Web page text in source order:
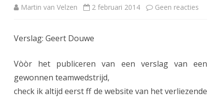
Martin van Velzen 2 februari 2014 Geen reacties
e
Verslag: Geert Douwe
Vòòr het publiceren van een verslag van een
gewonnen teamwedstrijd,
check ik altijd eerst ff de website van het verliezende